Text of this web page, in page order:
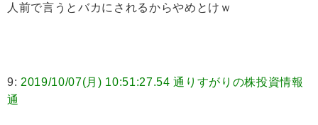
人前で言うとバカにされるからやめとけｗ
9: 2019/10/07(月) 10:51:27.54 通りすがりの株投資情報
通